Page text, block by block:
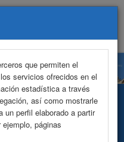
que permiten el
servicios ofrecidos en el
estadística a través
así como mostrarle
un perfil elaborado a partir
páginas
Programa